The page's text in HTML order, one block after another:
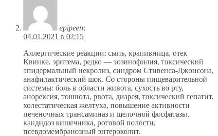
epipeen:
04.01.2021 в 02:15
Аллергические реакции: сыпь, крапивница, отек
Квинке, эритема, редко — эозинофилия, токсический
эпидермальный некролиз, синдром Стивенса-Джонсона,
анафилактический шок. Со стороны пищеварительной
системы: боль в области живота, сухость во рту,
анорексия, тошнота, рвота, диарея, токсический гепатит,
холестатическая желтуха, повышение активности
печеночных трансаминаз и щелочной фосфатазы,
кандидоз кишечника, ротовой полости,
псевдомембранозный энтероколит.